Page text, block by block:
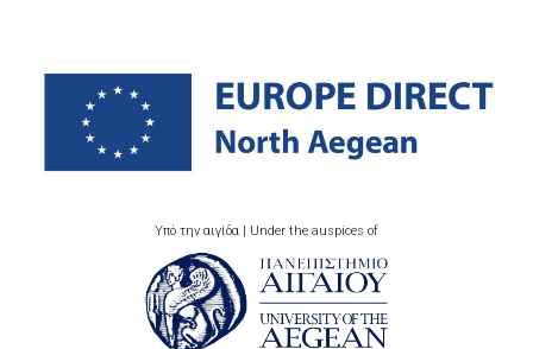
Υπό την αιγίδα | Under the auspices of